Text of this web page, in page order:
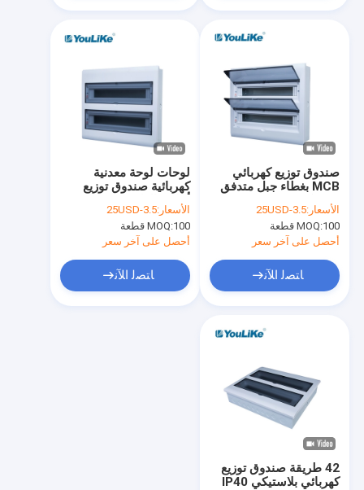
معلومات عنا
جولة في المعمل
لوحات لوحة معدنية
كهربائية صندوق توزيع
أحادي الطور 42 طريقة
الأسعار:3.5-25USD
MOQ:100 قطعة
أحصل على آخر سعر
ﺎﺘﺼﻟ ﺍﻶﻧ
صندوق توزيع كهربائي
MCB بغطاء جبل متدفق
مع سكة ​​Din
الأسعار:3.5-25USD
MOQ:100 قطعة
أحصل على آخر سعر
ﺎﺘﺼﻟ ﺍﻶﻧ
42 طريقة صندوق توزيع
كهربائي بلاستيكي IP40